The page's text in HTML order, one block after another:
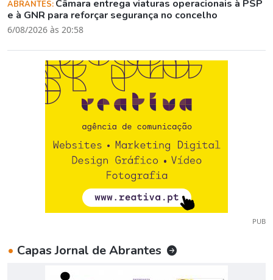
ABRANTES: Câmara entrega viaturas operacionais à PSP
e à GNR para reforçar segurança no concelho
6/08/2026 às 20:58
PUB
• Capas Jornal de Abrantes